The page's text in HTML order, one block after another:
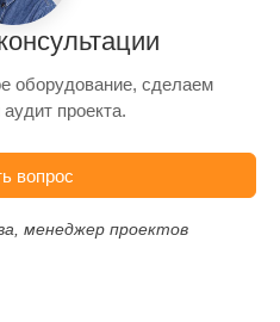
оборудование, сделаем
проекта.
вопрос
менеджер проектов